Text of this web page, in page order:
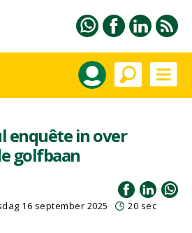
enquête in over
golfbaan
16 september 2025 20 sec